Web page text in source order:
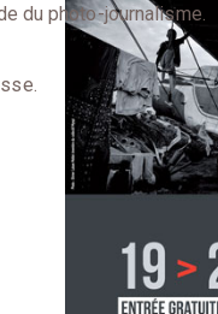
du photo-journalisme.